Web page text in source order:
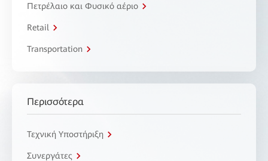
Πετρέλαιο και Φυσικό αέριο
Retail
Transportation
Περισσότερα
Τεχνική Υποστήριξη
Συνεργάτες